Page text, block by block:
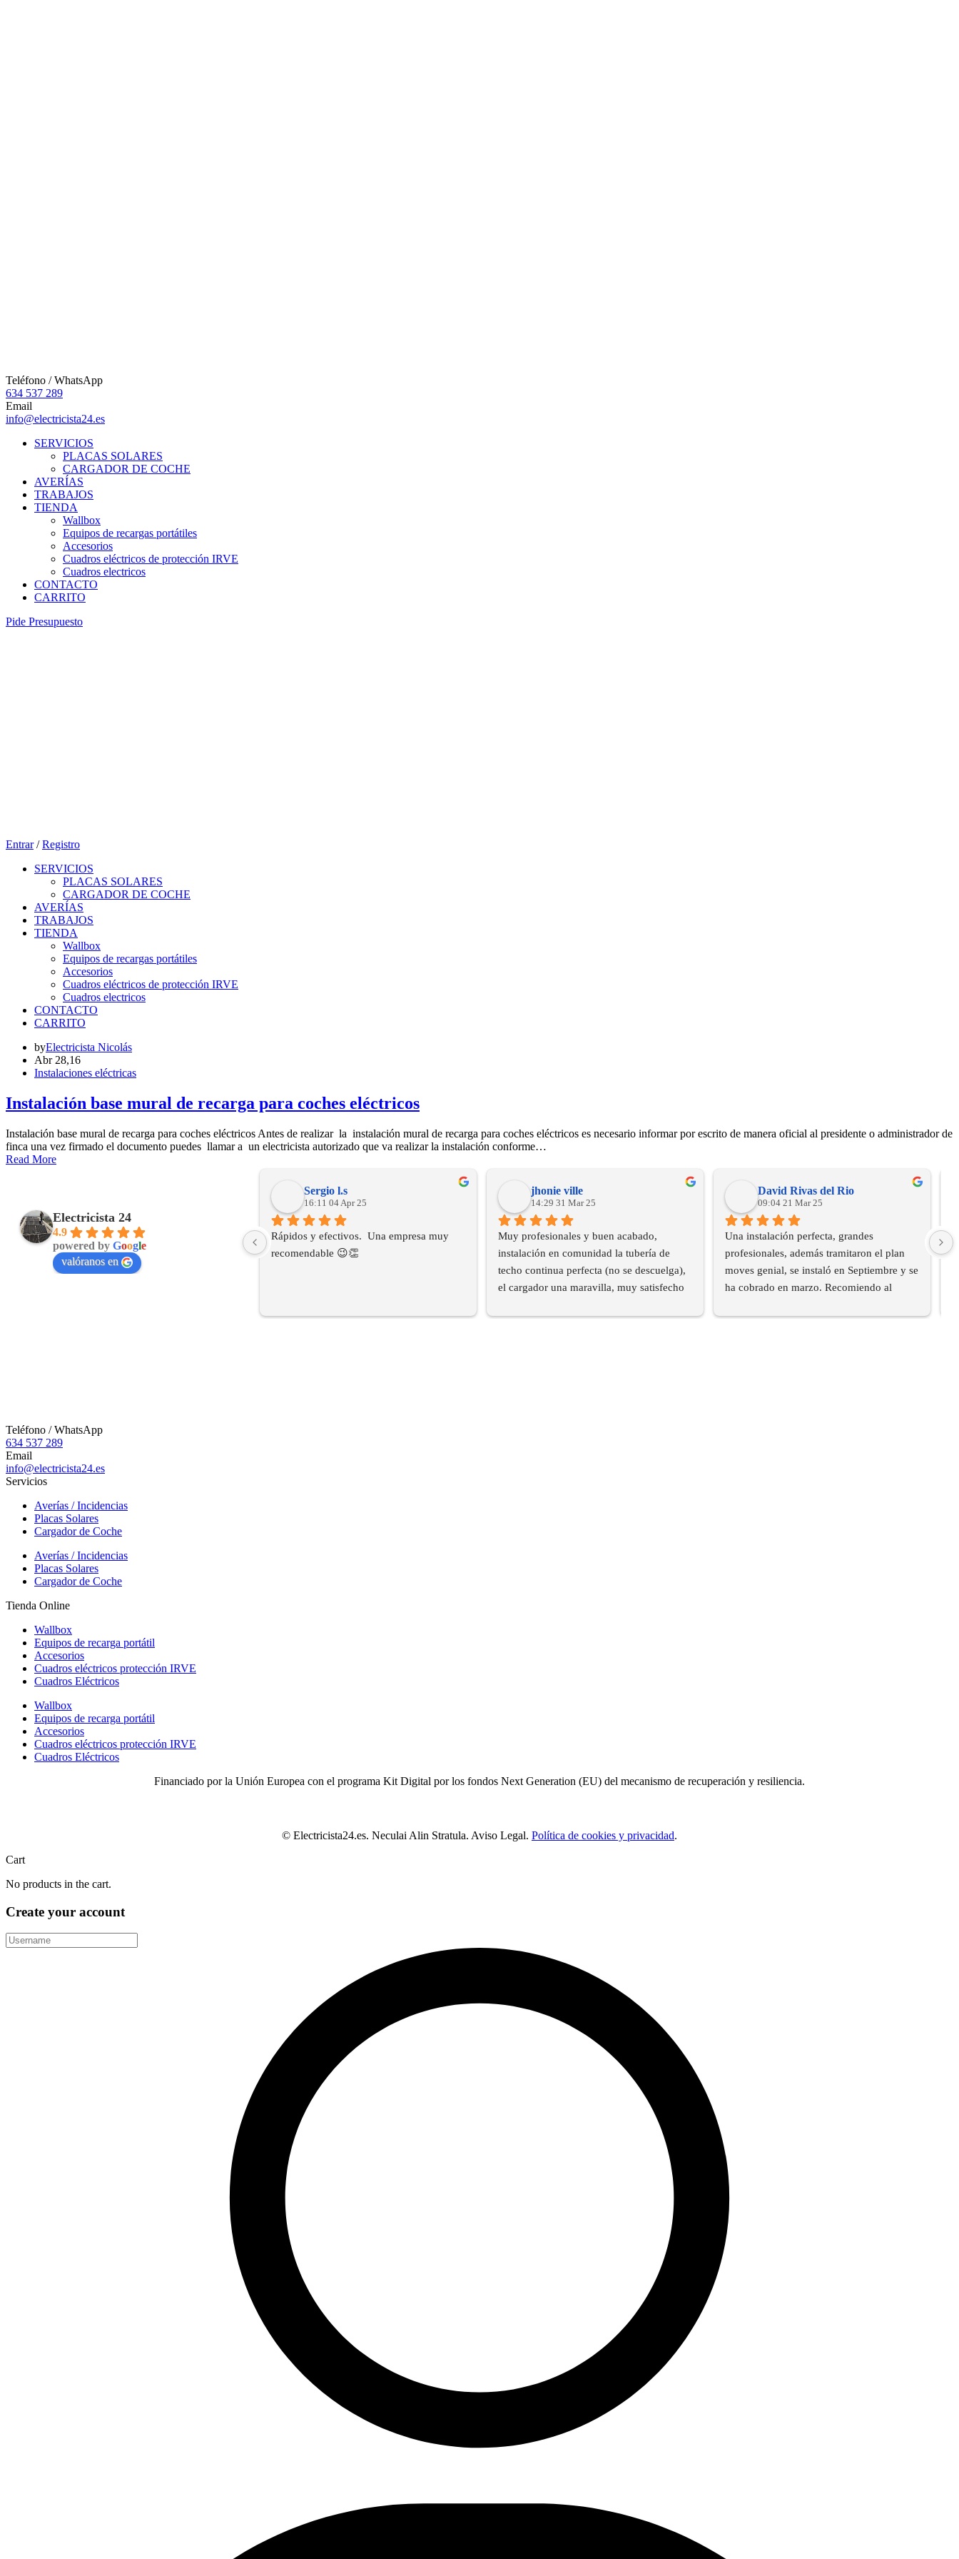
Teléfono / WhatsApp
634 537 289
Email
info@electricista24.es
SERVICIOS
PLACAS SOLARES
CARGADOR DE COCHE
AVERÍAS
TRABAJOS
TIENDA
Wallbox
Equipos de recargas portátiles
Accesorios
Cuadros eléctricos de protección IRVE
Cuadros electricos
CONTACTO
CARRITO
Pide Presupuesto
Entrar / Registro
SERVICIOS
PLACAS SOLARES
CARGADOR DE COCHE
AVERÍAS
TRABAJOS
TIENDA
Wallbox
Equipos de recargas portátiles
Accesorios
Cuadros eléctricos de protección IRVE
Cuadros electricos
CONTACTO
CARRITO
byElectricista Nicolás
Abr 28,16
Instalaciones eléctricas
Instalación base mural de recarga para coches eléctricos
Instalación base mural de recarga para coches eléctricos Antes de realizar la instalación mural de recarga para coches eléctricos es necesario informar por escrito de manera oficial al presidente o administrador de
finca una vez firmado el documento puedes llamar a un electricista autorizado que va realizar la instalación conforme…
Read More
Electricista 24
4.9
powered by Google
valóranos en
Sergio l.s
16:11 04 Apr 25
Rápidos y efectivos.  Una empresa muy
recomendable 😉👏
jhonie ville
14:29 31 Mar 25
Muy profesionales y buen acabado,
instalación en comunidad la tubería de
techo continua perfecta (no se descuelga),
el cargador una maravilla, muy satisfecho
David Rivas del Rio
09:04 21 Mar 25
Una instalación perfecta, grandes
profesionales, además tramitaron el plan
moves genial, se instaló en Septiembre y se
ha cobrado en marzo. Recomiendo al
Teléfono / WhatsApp
634 537 289
Email
info@electricista24.es
Servicios
Averías / Incidencias
Placas Solares
Cargador de Coche
Averías / Incidencias
Placas Solares
Cargador de Coche
Tienda Online
Wallbox
Equipos de recarga portátil
Accesorios
Cuadros eléctricos protección IRVE
Cuadros Eléctricos
Wallbox
Equipos de recarga portátil
Accesorios
Cuadros eléctricos protección IRVE
Cuadros Eléctricos
Financiado por la Unión Europea con el programa Kit Digital por los fondos Next Generation (EU) del mecanismo de recuperación y resiliencia.
© Electricista24.es. Neculai Alin Stratula. Aviso Legal. Política de cookies y privacidad.
Cart
No products in the cart.
Create your account